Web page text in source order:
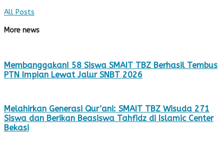
All Posts
More news
Membanggakan! 58 Siswa SMAIT TBZ Berhasil Tembus
PTN Impian Lewat Jalur SNBT 2026
Melahirkan Generasi Qur’ani: SMAIT TBZ Wisuda 271
Siswa dan Berikan Beasiswa Tahfidz di Islamic Center
Bekasi